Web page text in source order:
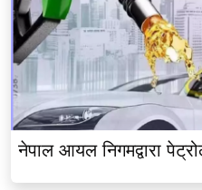
नेपाल आयल निगमद्वारा